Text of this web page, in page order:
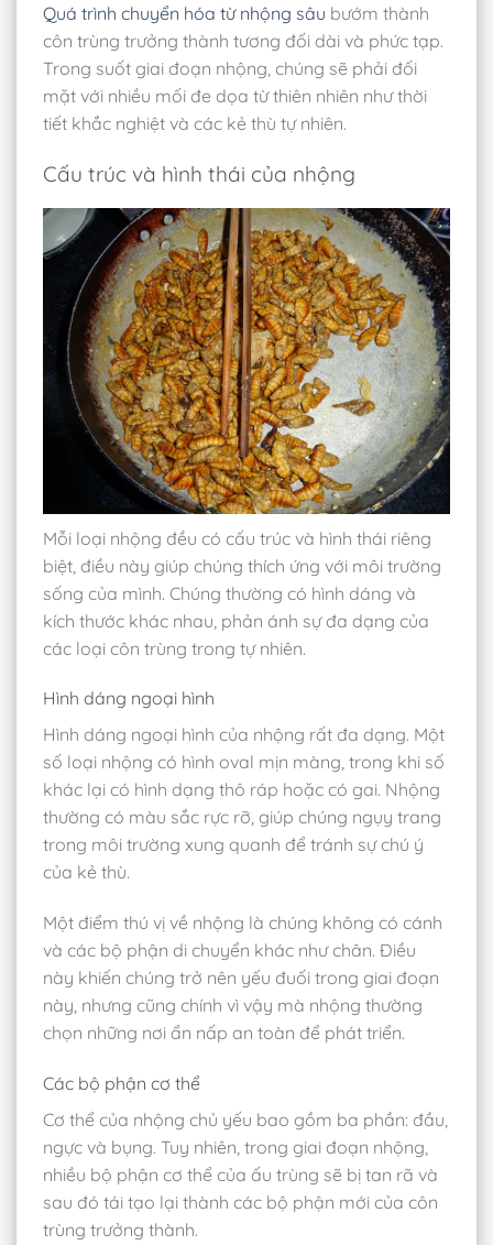
Quá trình chuyển hóa từ nhộng sâu bướm thành
côn trùng trưởng thành tương đối dài và phức tạp.
Trong suốt giai đoạn nhộng, chúng sẽ phải đối
mặt với nhiều mối đe dọa từ thiên nhiên như thời
tiết khắc nghiệt và các kẻ thù tự nhiên.
Cấu trúc và hình thái của nhộng
Mỗi loại nhộng đều có cấu trúc và hình thái riêng
biệt, điều này giúp chúng thích ứng với môi trường
sống của mình. Chúng thường có hình dáng và
kích thước khác nhau, phản ánh sự đa dạng của
các loại côn trùng trong tự nhiên.
Hình dáng ngoại hình
Hình dáng ngoại hình của nhộng rất đa dạng. Một
số loại nhộng có hình oval mịn màng, trong khi số
khác lại có hình dạng thô ráp hoặc có gai. Nhộng
thường có màu sắc rực rỡ, giúp chúng ngụy trang
trong môi trường xung quanh để tránh sự chú ý
của kẻ thù.
Một điểm thú vị về nhộng là chúng không có cánh
và các bộ phận di chuyển khác như chân. Điều
này khiến chúng trở nên yếu đuối trong giai đoạn
này, nhưng cũng chính vì vậy mà nhộng thường
chọn những nơi ẩn nấp an toàn để phát triển.
Các bộ phận cơ thể
Cơ thể của nhộng chủ yếu bao gồm ba phần: đầu,
ngực và bụng. Tuy nhiên, trong giai đoạn nhộng,
nhiều bộ phận cơ thể của ấu trùng sẽ bị tan rã và
sau đó tái tạo lại thành các bộ phận mới của côn
trùng trưởng thành.